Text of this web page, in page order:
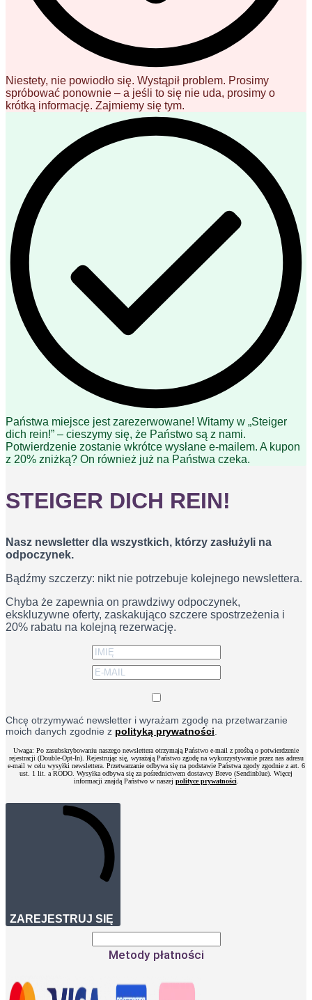
Niestety, nie powiodło się. Wystąpił problem. Prosimy
spróbować ponownie – a jeśli to się nie uda, prosimy o
krótką informację. Zajmiemy się tym.
Państwa miejsce jest zarezerwowane! Witamy w „Steiger
dich rein!” – cieszymy się, że Państwo są z nami.
Potwierdzenie zostanie wkrótce wysłane e-mailem. A kupon
z 20% zniżką? On również już na Państwa czeka.
STEIGER DICH REIN!
Nasz newsletter dla wszystkich, którzy zasłużyli na
odpoczynek.
Bądźmy szczerzy: nikt nie potrzebuje kolejnego newslettera.
Chyba że zapewnia on prawdziwy odpoczynek,
ekskluzywne oferty, zaskakująco szczere spostrzeżenia i
20% rabatu na kolejną rezerwację.
Chcę otrzymywać newsletter i wyrażam zgodę na przetwarzanie
moich danych zgodnie z polityką prywatności.
Uwaga: Po zasubskrybowaniu naszego newslettera otrzymają Państwo e-mail z prośbą o potwierdzenie
rejestracji (Double-Opt-In). Rejestrując się, wyrażają Państwo zgodę na wykorzystywanie przez nas adresu
e-mail w celu wysyłki newslettera. Przetwarzanie odbywa się na podstawie Państwa zgody zgodnie z art. 6
ust. 1 lit. a RODO. Wysyłka odbywa się za pośrednictwem dostawcy Brevo (Sendinblue). Więcej
informacji znajdą Państwo w naszej polityce prywatności.
ZAREJESTRUJ SIĘ
Metody płatności